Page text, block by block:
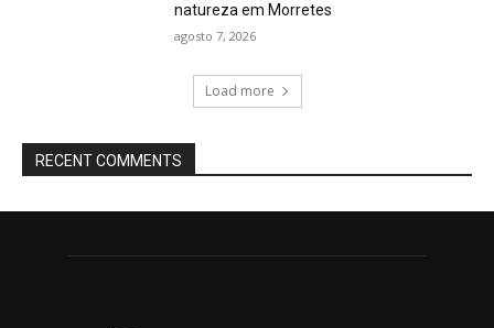
natureza em Morretes
agosto 7, 2026
Load more
RECENT COMMENTS